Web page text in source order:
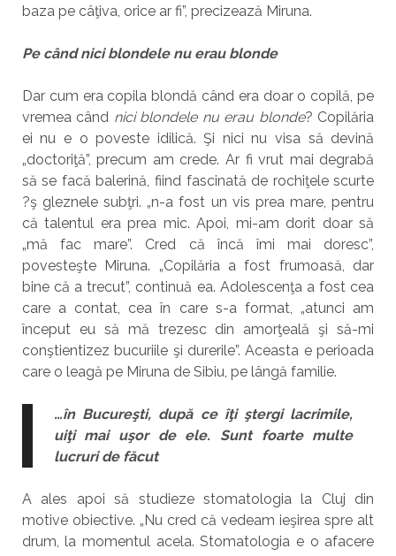
baza pe câţiva, orice ar fi”, precizează Miruna.
Pe când nici blondele nu erau blonde
Dar cum era copila blondă când era doar o copilă, pe
vremea când nici blondele nu erau blonde? Copilăria
ei nu e o poveste idilică. Şi nici nu visa să devină
„doctoriţă”, precum am crede. Ar fi vrut mai degrabă
să se facă balerină, fiind fascinată de rochiţele scurte
?ş gleznele subţri. „n-a fost un vis prea mare, pentru
că talentul era prea mic. Apoi, mi-am dorit doar să
„mă fac mare”. Cred că încă îmi mai doresc”,
povesteşte Miruna. „Copilăria a fost frumoasă, dar
bine că a trecut”, continuă ea. Adolescenţa a fost cea
care a contat, cea în care s-a format, „atunci am
început eu să mă trezesc din amorţeală şi să-mi
conştientizez bucuriile şi durerile”. Aceasta e perioada
care o leagă pe Miruna de Sibiu, pe lângă familie.
…în Bucureşti, după ce îţi ştergi lacrimile,
uiţi mai uşor de ele. Sunt foarte multe
lucruri de făcut
A ales apoi să studieze stomatologia la Cluj din
motive obiective. „Nu cred că vedeam ieşirea spre alt
drum, la momentul acela. Stomatologia e o afacere